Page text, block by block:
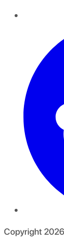
Copyright 2026